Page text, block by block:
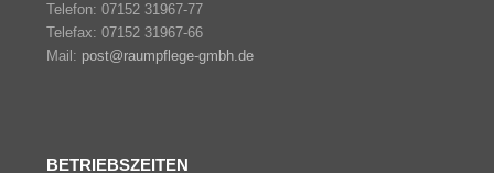
Telefon: 07152 31967-77
Telefax: 07152 31967-66
Mail: post@raumpflege-gmbh.de
BETRIEBSZEITEN